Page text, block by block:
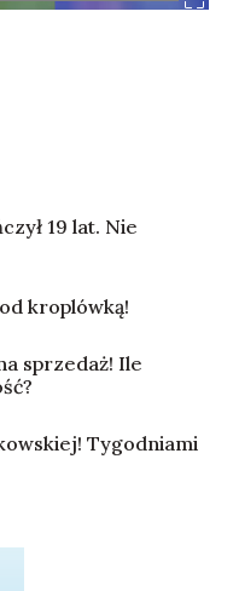
19 lat. Nie
kroplówką!
sprzedaż! Ile
Tygodniami